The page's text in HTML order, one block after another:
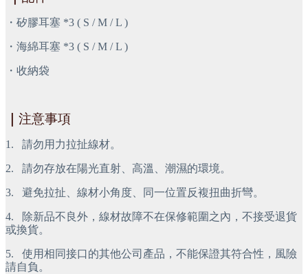
・矽膠耳塞 *3 ( S / M / L )
・海綿耳塞 *3 ( S / M / L )
・收納袋
注意事項
1. 請勿用力拉扯線材。
2. 請勿存放在陽光直射、高溫、潮濕的環境。
3. 避免拉扯、線材小角度、同一位置反複扭曲折彎。
4.
除新品不良外，線材故障不在保修範圍之內，不接受退貨
或換貨。
5.
使用相同接口的其他公司產品，不能保證其符合性，風險
請自負。